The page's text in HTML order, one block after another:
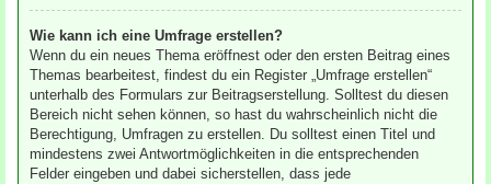
Wie kann ich eine Umfrage erstellen?
Wenn du ein neues Thema eröffnest oder den ersten Beitrag eines
Themas bearbeitest, findest du ein Register „Umfrage erstellen“
unterhalb des Formulars zur Beitragserstellung. Solltest du diesen
Bereich nicht sehen können, so hast du wahrscheinlich nicht die
Berechtigung, Umfragen zu erstellen. Du solltest einen Titel und
mindestens zwei Antwortmöglichkeiten in die entsprechenden
Felder eingeben und dabei sicherstellen, dass jede